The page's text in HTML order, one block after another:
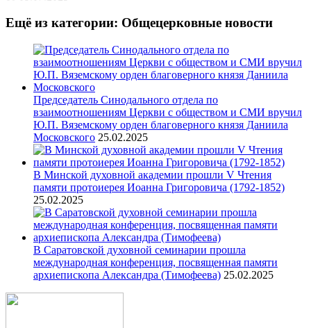
Ещё из категории: Общецерковные новости
Председатель Синодального отдела по
взаимоотношениям Церкви с обществом и СМИ вручил
Ю.П. Вяземскому орден благоверного князя Даниила
Московского 25.02.2025
В Минской духовной академии прошли V Чтения
памяти протоиерея Иоанна Григоровича (1792-1852)
25.02.2025
В Саратовской духовной семинарии прошла
международная конференция, посвященная памяти
архиепископа Александра (Тимофеева) 25.02.2025